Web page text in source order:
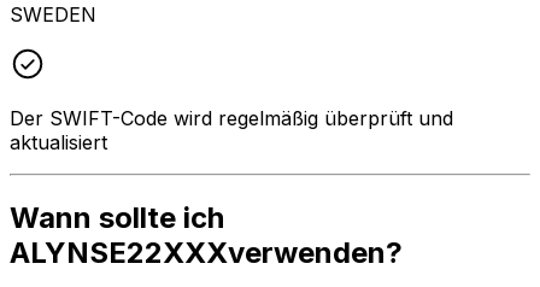
SWEDEN
Der SWIFT-Code wird regelmäßig überprüft und
aktualisiert
Wann sollte ich
ALYNSE22XXXverwenden?